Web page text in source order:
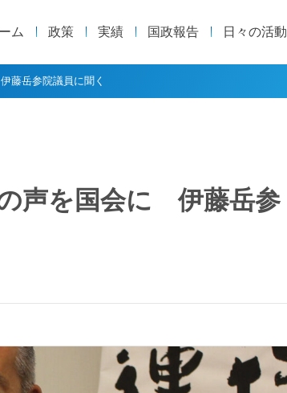
ム 政策 実績 国政報告 日々の活動
藤岳参院議員に聞く
声を国会に 伊藤岳参